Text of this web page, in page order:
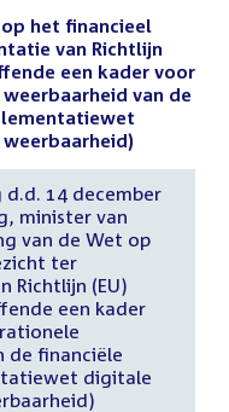
het financieel
van Richtlijn
een kader voor
van de
14 december
minister van
van de Wet op
ter
Richtlijn (EU)
een kader
de financiële
digitale